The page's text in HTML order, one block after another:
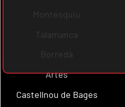
Montesquiu
Talamanca
Borredà
Artés
Castellnou de Bages